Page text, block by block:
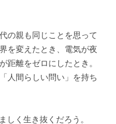
の親も同じことを思って
を変えたとき、電気が夜
距離をゼロにしたとき。
人間らしい問い」を持ち
しく生き抜くだろう。